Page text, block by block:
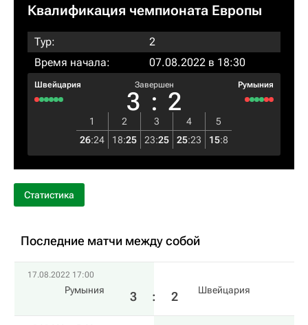
Квалификация чемпионата Европы
Тур:
2
Время начала:
07.08.2022 в 18:30
Швейцария Завершен
3 : 2
Румыния
1 2 3 4
5
26:24 18:25 23:25 25:23 15:8
Статистика
Последние матчи между собой
17.08.2022 17:00
Румыния 3 : 2 Швейцария